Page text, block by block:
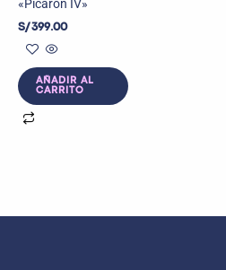
«Picarón IV»
S/399.00
AÑADIR AL
CARRITO